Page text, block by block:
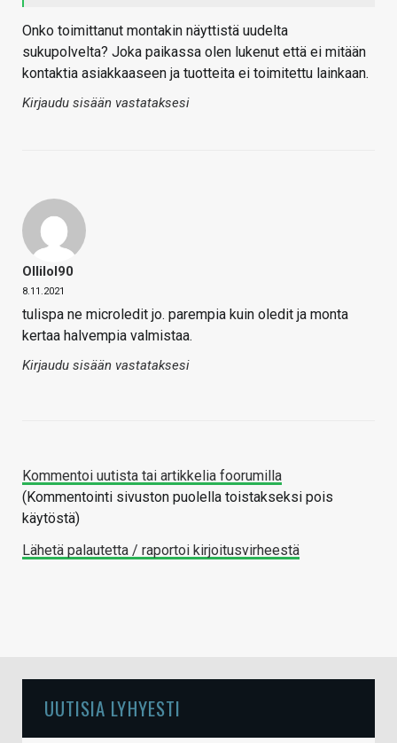
Onko toimittanut montakin näyttistä uudelta
sukupolvelta? Joka paikassa olen lukenut että ei mitään
kontaktia asiakkaaseen ja tuotteita ei toimitettu lainkaan.
Kirjaudu sisään vastataksesi
Ollilol90
8.11.2021
tulispa ne microledit jo. parempia kuin oledit ja monta
kertaa halvempia valmistaa.
Kirjaudu sisään vastataksesi
Kommentoi uutista tai artikkelia foorumilla
(Kommentointi sivuston puolella toistakseksi pois
käytöstä)
Lähetä palautetta / raportoi kirjoitusvirheestä
UUTISIA LYHYESTI